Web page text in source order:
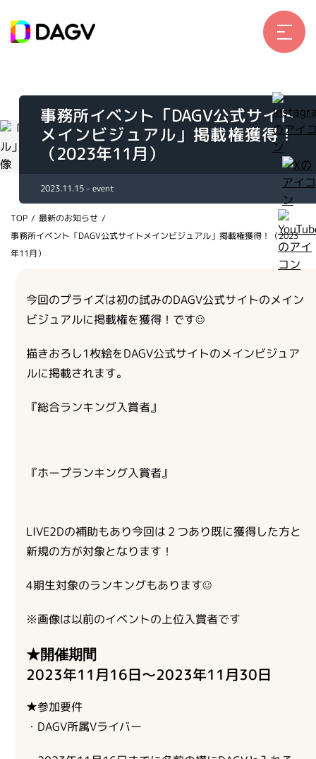
お仕事例
所属ライバー
サービス
会社概要
所属ライバー
インタビュー
最新のお知らせ
お問い合わせ
ライバーを目指したい方
お仕事のご相談・お問い合わせ
事務所イベント「DAGV公式サイト
メインビジュアル」掲載権獲得！
（2023年11月）
2023.11.15 - event
TOP / 最新のお知らせ /
事務所イベント「DAGV公式サイトメインビジュアル」掲載権獲得！（2023
年11月）
今回のプライズは初の試みのDAGV公式サイトのメイン
ビジュアルに掲載権を獲得！です☺
描きおろし1枚絵をDAGV公式サイトのメインビジュア
ルに掲載されます。
『総合ランキング入賞者』
『ホープランキング入賞者』
LIVE2Dの補助もあり今回は２つあり既に獲得した方と
新規の方が対象となります！
4期生対象のランキングもあります☺
※画像は以前のイベントの上位入賞者です
★開催期間
2023年11月16日～2023年11月30日
★参加要件
・DAGV所属Vライバー